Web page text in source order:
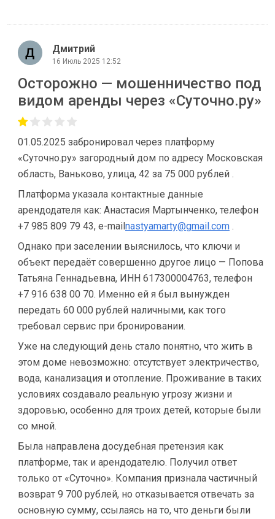
Дмитрий
16 Июль 2025 12:52
Осторожно — мошенничество под
видом аренды через «Суточно.ру»
01.05.2025 забронировал через платформу
«Суточно.ру» загородный дом по адресу Московская
область, Ваньково, улица, 42 за 75 000 рублей .
Платформа указала контактные данные
арендодателя как: Анастасия Мартынченко, телефон
+7 985 809 79 43, e-mail nastyamarty@gmail.com .
Однако при заселении выяснилось, что ключи и
объект передаёт совершенно другое лицо — Попова
Татьяна Геннадьевна, ИНН 617300004763, телефон
+7 916 638 00 70. Именно ей я был вынужден
передать 60 000 рублей наличными, как того
требовал сервис при бронировании.
Уже на следующий день стало понятно, что жить в
этом доме невозможно: отсутствует электричество,
вода, канализация и отопление. Проживание в таких
условиях создавало реальную угрозу жизни и
здоровью, особенно для троих детей, которые были
со мной.
Была направлена досудебная претензия как
платформе, так и арендодателю. Получил ответ
только от «Суточно». Компания признала частичный
возврат 9 700 рублей, но отказывается отвечать за
основную сумму, ссылаясь на то, что деньги были